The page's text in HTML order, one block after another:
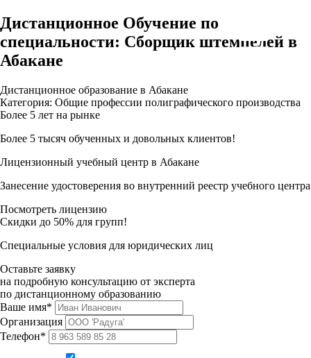
Дистанционное Обучение по
специальности: Сборщик штемпелей в
Абакане
Дистанционное образование в Абакане
Категория: Общие профессии полиграфического производства
Более 5 лет на рынке
Более 5 тысяч обученных и довольных клиентов!
Лицензионный учебный центр в Абакане
Занесение удостоверения во внутренний реестр учебного центра
Посмотреть лицензию
Скидки до 50% для групп!
Специальные условия для юридических лиц
Оставьте заявку
на подробную консультацию от эксперта
по дистанционному образованию
Ваше имя*
Организация
Телефон*